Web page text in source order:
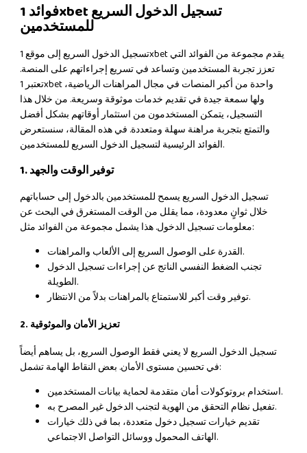
فوائد 1xbet تسجيل الدخول السريع
للمستخدمين
تسجيل الدخول السريع إلى موقع 1xbet يقدم مجموعة من الفوائد التي
تعزز تجربة المستخدمين وتساعد في تسريع إجراءاتهم على المنصة.
تعتبر 1xbet واحدة من أكبر المنصات في مجال المراهنات الرياضية،
ولها سمعة جيدة في تقديم خدمات موثوقة وسريعة. من خلال هذا
التسجيل، يتمكن المستخدمون من استثمار أوقاتهم بشكل أفضل
والتمتع بتجربة مراهنة سهلة ومتعددة. في هذه المقالة، سنستعرض
الفوائد الرئيسية لتسجيل الدخول السريع للمستخدمين.
1. توفير الوقت والجهد
تسجيل الدخول السريع يسمح للمستخدمين بالدخول إلى حساباتهم
خلال ثوانٍ معدودة، مما يقلل من الوقت المستغرق في البحث عن
معلومات تسجيل الدخول. هذا يشمل مجموعة من الفوائد مثل:
القدرة على الوصول السريع إلى الألعاب والمراهنات.
تجنب الضغط النفسي الناتج عن إجراءات تسجيل الدخول
الطويلة.
توفير وقت أكبر للاستمتاع بالمراهنات بدلاً من الانتظار.
2. تعزيز الأمان والموثوقية
تسجيل الدخول السريع لا يعني فقط الوصول السريع، بل يساهم أيضاً
في تحسين مستوى الأمان. بعض النقاط الهامة تشمل:
استخدام بروتوكولات أمان متقدمة لحماية بيانات المستخدمين.
تفعيل نظام التحقق من الهوية لتجنب الدخول غير المصرح به.
تقديم خيارات تسجيل دخول متعددة، بما في ذلك خيارات
الهاتف المحمول ووسائل التواصل الاجتماعي.